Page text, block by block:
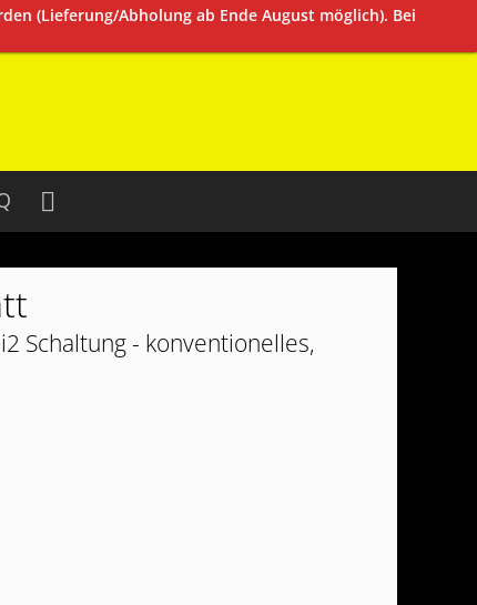
(Lieferung/Abholung ab Ende August möglich). Bei
Schaltung - konventionelles,